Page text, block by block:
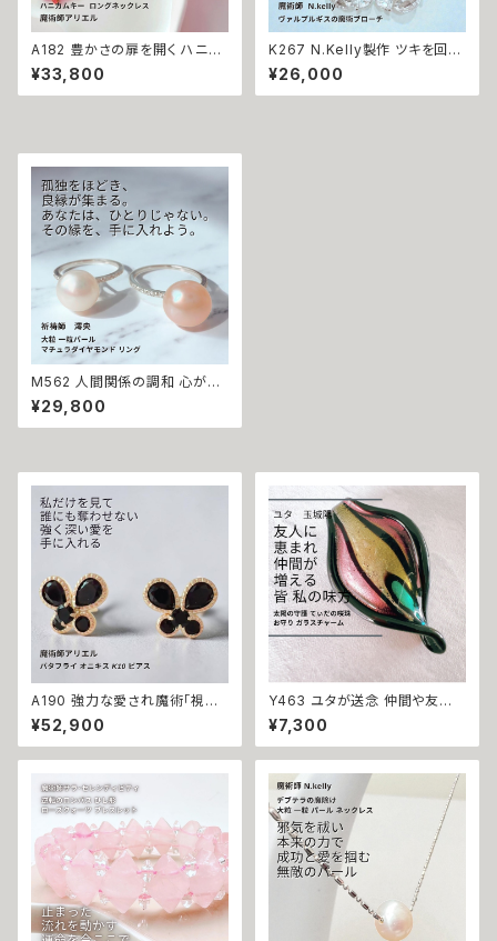
A182 豊かさの扉を開く ハニカ
ムキー 太陽開花の仕事運・生業
守護 才能開花 ロングネックレ
ス 魔術師アリエル 魔術 金運 仕
り ひまわり 鍵 蜂
¥33,800
K267 N.Kelly製作 ツキを回復
開運召致 幸運を手繰り寄せる
バタフライ サークル スモーキー
カラー ブローチ 好転させる ヴ
¥26,000
M562 人間関係の調和 心が癒
される 孤独からの脱出 大粒 一
粒パール マチュラダイヤモンド
リング 信頼の縁を手に 運気好
い 好かれる 信頼を得る 孤独感
緊張 厄除け 祈祷 叶う パワース
トーン 天然石
¥29,800
A190 強力な愛され魔術「視線
封印」執愛の蝶 私以外見ないで
狂おしいほど愛されたい 浮気防
止 バタフライ オニキス K10 ピ
占欲 独り占め 視線 愛され力
好かれる 気持ちを繋ぎ止める
不倫防止 ブラック 蝶々 パピヨ
ン パワーストーン ストラップ 叶
う 魔術アクセサリー 成就 恋愛
運
¥52,900
Y463 ユタが送念 仲間や友人
に恵まれる 人の輪が広がる 太
陽の守護 てぃだの咲珠 お守り
ガラスチャーム 対人運 人望 仲
運 開運 チャンス 人気 沖縄 魅
力 ネイチャーパワー 向上
¥7,300